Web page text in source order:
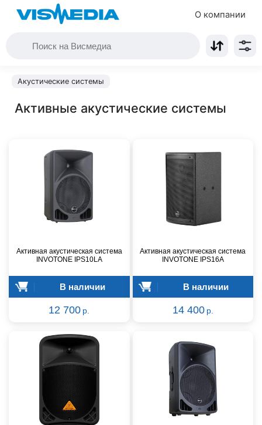
О компании
Акустические системы
Активные акустические системы
Активная акустическая система
INVOTONE IPS10LA
В наличии
12 700 р.
Активная акустическая система
INVOTONE IPS16A
В наличии
14 400 р.